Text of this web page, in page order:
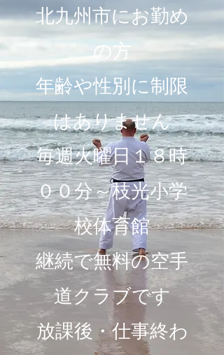
北九州市にお勤め
の方
年齢や性別に制限
はありません
毎週火曜日１８時
００分～枝光小学
校体育館
​継続で無料の空手
道クラブです
​放課後・仕事終わ